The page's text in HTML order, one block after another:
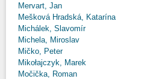
Mervart, Jan
Mešková Hradská, Katarína
Michálek, Slavomír
Michela, Miroslav
Mičko, Peter
Mikołajczyk, Marek
Močička, Roman